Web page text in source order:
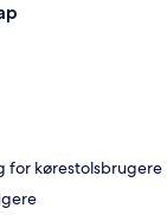
for kørestolsbrugere